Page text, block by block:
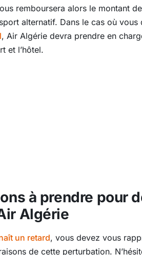
remboursera alors le montant
alternatif. Dans le cas où vous
, Air Algérie devra prendre en
et l’hôtel.
à prendre pour
Algérie
un retard, vous devez vous
de cette perturbation.